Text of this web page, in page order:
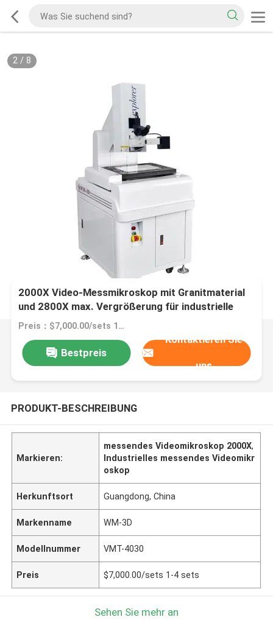
2/ 8
2000X Video-Messmikroskop mit Granitmaterial
und 2800X max. Vergrößerung für industrielle
Medizinprüfung
Preis：$7,000.00/sets 1-4 sets
Bestpreis
Kontaktieren Sie
uns
PRODUKT-BESCHREIBUNG
Markieren:
messendes Videomikroskop 2000X,
Industrielles messendes Videomikr
oskop
Herkunftsort Guangdong, China
Markenname WM-3D
Modellnummer VMT-4030
Preis $7,000.00/sets 1-4 sets
Sehen Sie mehr an